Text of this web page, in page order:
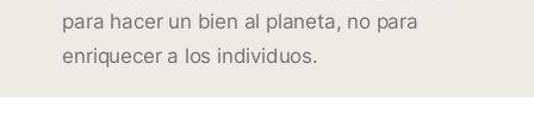
para hacer un bien al planeta, no para
enriquecer a los individuos.